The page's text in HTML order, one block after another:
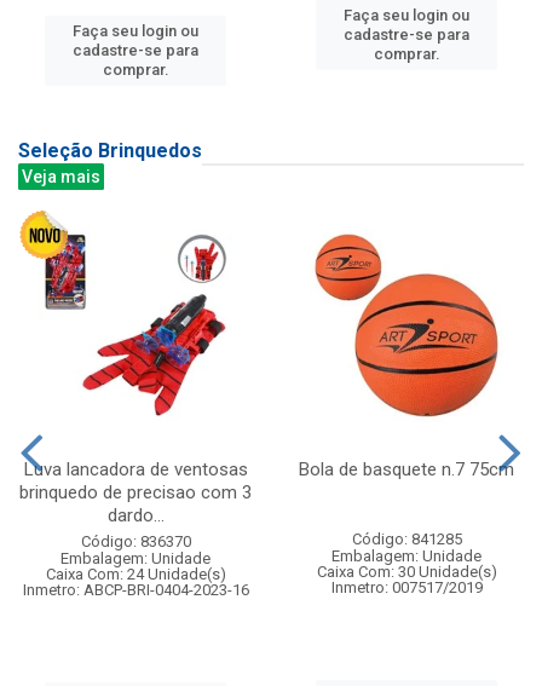
Faça seu login ou
cadastre-se para
comprar.
Faça seu login ou
cadastre-se para
comprar.
Seleção Brinquedos
Veja mais
Luva lancadora de ventosas
brinquedo de precisao com 3
dardo...
Código: 836370
Embalagem: Unidade
Caixa Com: 24 Unidade(s)
Inmetro: ABCP-BRI-0404-2023-16
Bola de basquete n.7 75cm
Código: 841285
Embalagem: Unidade
Caixa Com: 30 Unidade(s)
Inmetro: 007517/2019